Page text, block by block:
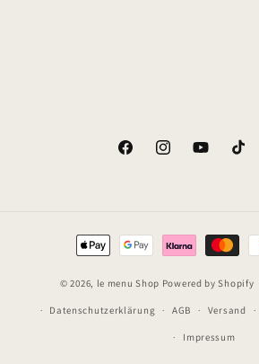
FacebookInstagramYouTubeTikTok
Zahlungsmethoden
© 2026, le menu Shop Powered by Shopify
Datenschutzerklärung AGB Versand
Impressum